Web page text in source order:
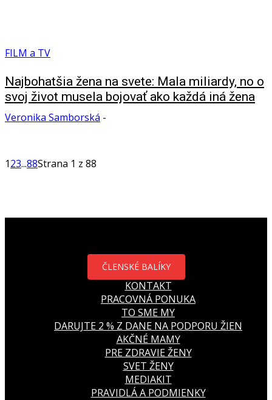
FILM a TV
Najbohatšia žena na svete: Mala miliardy, no o
svoj život musela bojovať ako každá iná žena
Veronika Samborská -
123...88Strana 1 z 88
ČLENSKÉ BALÍKY
KONTAKT
PRACOVNÁ PONUKA
TO SME MY
DARUJTE 2 % Z DANE NA PODPORU ŽIEN
AKČNÉ MAMY
PRE ZDRAVIE ŽENY
SVET ŽENY
MEDIAKIT
PRAVIDLÁ A PODMIENKY